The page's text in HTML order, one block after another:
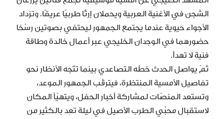
الشجن في الأغنية العربية ويحملان إرثًا طربيًا عريقًا. وتزداد
الأجواء حيوية عندما يجتمع الجمهور ليحتفي بصوتين رسّخا
حضورهما في الوجدان الخليجي عبر أعمال خالدة وطاقة
فنية لا تهدأ.
ثمّ يواصل الحدث خطّه التصاعدي بينما تتّجه الأنظار نحو
تفاصيل الأمسية المنتظرة، فيترقّب الجمهور الموعد،
وتستعد المنصّات لمشاركة أخبار الحفل، ويتهيّأ المكان
لاستقبال محبّي الطرب الأصيل في ليلة تعِد بالكثير من